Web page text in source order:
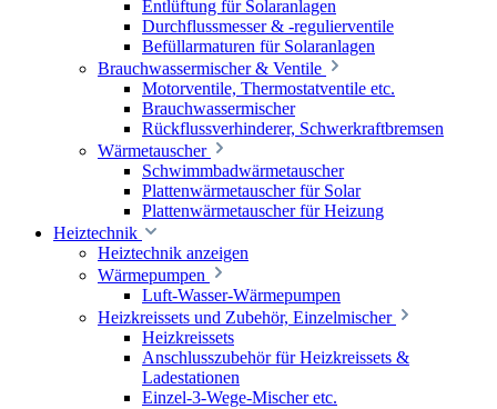
Entlüftung für Solaranlagen
Durchflussmesser & -regulierventile
Befüllarmaturen für Solaranlagen
Brauchwassermischer & Ventile
Motorventile, Thermostatventile etc.
Brauchwassermischer
Rückflussverhinderer, Schwerkraftbremsen
Wärmetauscher
Schwimmbadwärmetauscher
Plattenwärmetauscher für Solar
Plattenwärmetauscher für Heizung
Heiztechnik
Heiztechnik anzeigen
Wärmepumpen
Luft-Wasser-Wärmepumpen
Heizkreissets und Zubehör, Einzelmischer
Heizkreissets
Anschlusszubehör für Heizkreissets &
Ladestationen
Einzel-3-Wege-Mischer etc.